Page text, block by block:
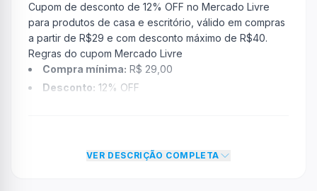
Cupom de desconto de 12% OFF no Mercado Livre
para produtos de casa e escritório, válido em compras
a partir de R$29 e com desconto máximo de R$40.
Regras do cupom Mercado Livre
Compra mínima: R$ 29,00
Desconto: 12% OFF
Na prática, a empresaMercado Livredará um
VER DESCRIÇÃO COMPLETA